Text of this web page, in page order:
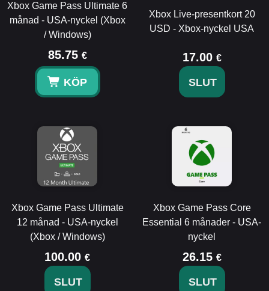
Xbox Game Pass Ultimate 6
månad - USA-nyckel (Xbox
/ Windows)
85.75 €
KÖP
Xbox Live-presentkort 20
USD - Xbox-nyckel USA
17.00 €
SLUT
Xbox Game Pass Ultimate
12 månad - USA-nyckel
(Xbox / Windows)
100.00 €
SLUT
Xbox Game Pass Core
Essential 6 månader - USA-
nyckel
26.15 €
SLUT